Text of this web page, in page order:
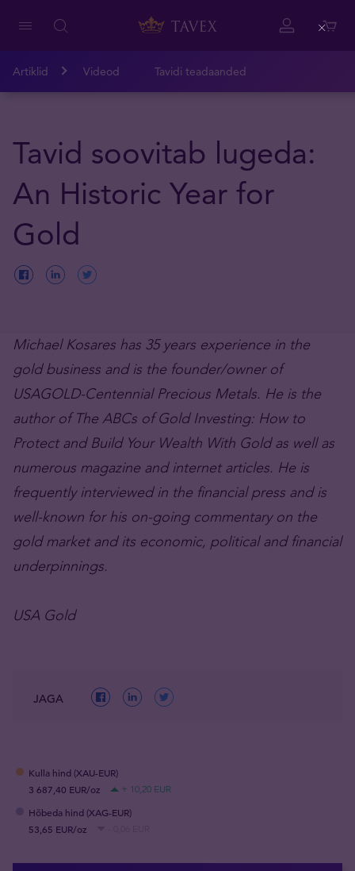
Artiklid Videod Tavidi teadaanded
Tavid soovitab lugeda:
An Historic Year for
Gold
Michael Kosares has 35 years experience in the
gold business and is the founder/owner of
USAGOLD-Centennial Precious Metals. He is the
author of The ABCs of Gold Investing: How to
Protect and Build Your Wealth With Gold as well as
numerous magazine and internet articles. He is
frequently interviewed in the financial press and is
well-known for his on-going commentary on the
gold market and its economic, political and financial
underpinnings.
USA Gold
JAGA
Kulla hind (XAU-EUR)
3 687,40 EUR/oz
+ 10,20 EUR
Hõbeda hind (XAG-EUR)
53,65 EUR/oz
Close